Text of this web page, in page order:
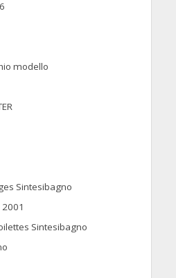
modello
Sintesibagno
Sintesibagno